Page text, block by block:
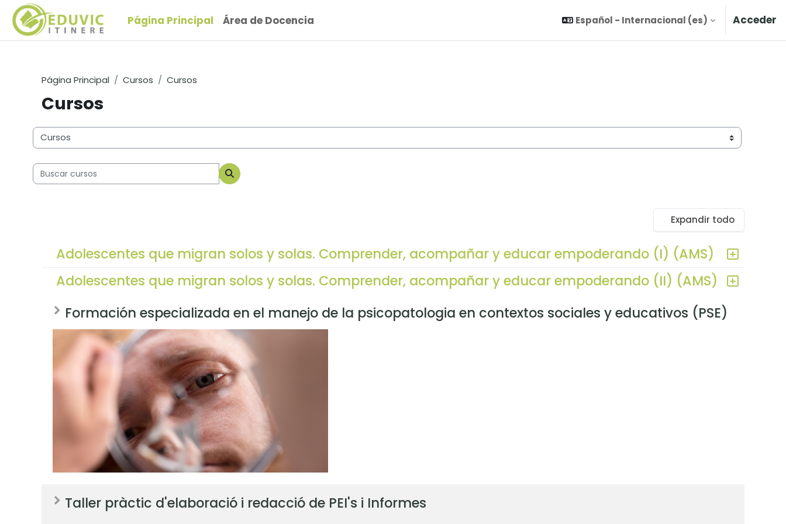
Salta al contenido principal
Página Principal Área de Docencia Español - Internacional ‎(es)‎ Acceder
Página Principal Cursos Cursos
Cursos
Categorías
Buscar cursos
Buscar cursos
Expandir todo
Adolescentes que migran solos y solas. Comprender, acompañar y educar empoderando (I) (AMS)
Adolescentes que migran solos y solas. Comprender, acompañar y educar empoderando (II) (AMS)
Formación especializada en el manejo de la psicopatologia en contextos sociales y educativos (PSE)
Taller pràctic d'elaboració i redacció de PEI's i Informes